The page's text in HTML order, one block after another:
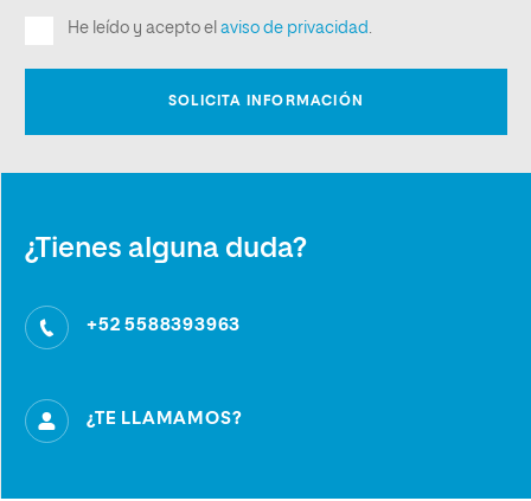
¿Tienes alguna duda?
+52 5588393963
¿TE LLAMAMOS?